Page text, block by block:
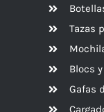
Tazas
Blocs
Gafas